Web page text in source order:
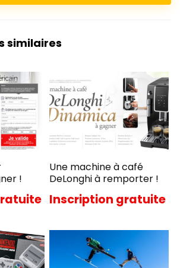
similaires
!
Une machine à café
DeLonghi à remporter !
Inscription gratuite